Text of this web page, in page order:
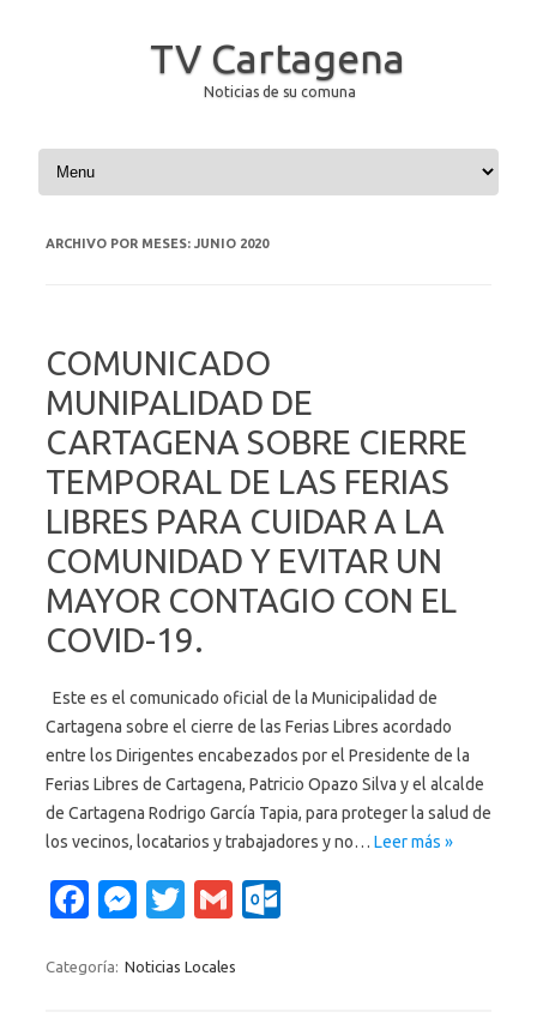
TV Cartagena
Noticias de su comuna
Saltar al contenido
ARCHIVO POR MESES: JUNIO 2020
COMUNICADO
MUNIPALIDAD DE
CARTAGENA SOBRE CIERRE
TEMPORAL DE LAS FERIAS
LIBRES PARA CUIDAR A LA
COMUNIDAD Y EVITAR UN
MAYOR CONTAGIO CON EL
COVID-19.
Este es el comunicado oficial de la Municipalidad de
Cartagena sobre el cierre de las Ferias Libres acordado
entre los Dirigentes encabezados por el Presidente de la
Ferias Libres de Cartagena, Patricio Opazo Silva y el alcalde
de Cartagena Rodrigo García Tapia, para proteger la salud de
los vecinos, locatarios y trabajadores y no… Leer más »
Fa
e
M
se
T
it
G
ail
Categoría: Noticias Locales